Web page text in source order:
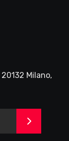
Milano,
>